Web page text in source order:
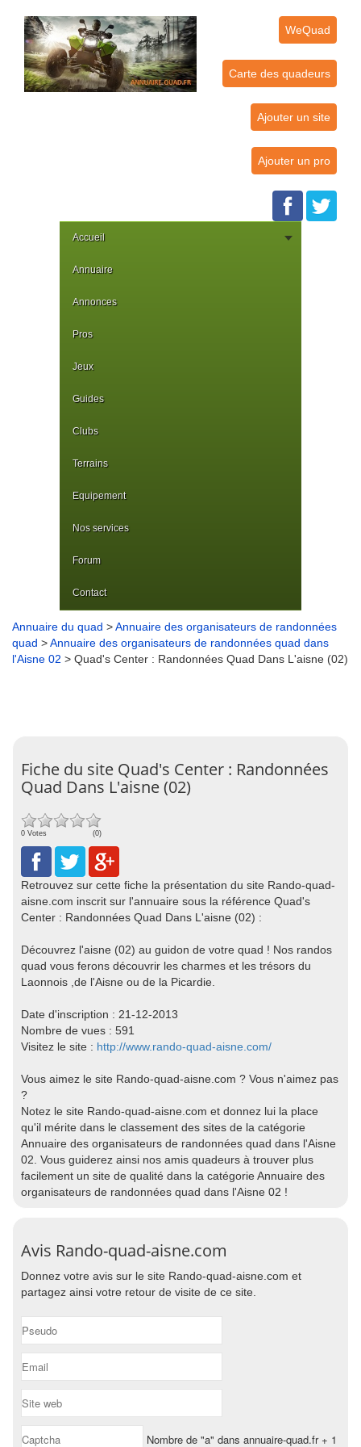
WeQuad
Carte des quadeurs
Ajouter un site
Ajouter un pro
Accueil
Annuaire
Annonces
Pros
Jeux
Guides
Clubs
Terrains
Equipement
Nos services
Forum
Contact
Annuaire du quad >Annuaire des organisateurs de randonnées
quad >Annuaire des organisateurs de randonnées quad dans
l'Aisne 02 > Quad's Center : Randonnées Quad Dans L'aisne (02)
Fiche du site Quad's Center : Randonnées
Quad Dans L'aisne (02)
0 Votes (0)
Retrouvez sur cette fiche la présentation du site Rando-quad-
aisne.com inscrit sur l'annuaire sous la référence Quad's
Center : Randonnées Quad Dans L'aisne (02) :
Découvrez l'aisne (02) au guidon de votre quad ! Nos randos
quad vous ferons découvrir les charmes et les trésors du
Laonnois ,de l'Aisne ou de la Picardie.
Date d'inscription : 21-12-2013
Nombre de vues : 591
Visitez le site : http://www.rando-quad-aisne.com/
Vous aimez le site Rando-quad-aisne.com ? Vous n'aimez pas
?
Notez le site Rando-quad-aisne.com et donnez lui la place
qu'il mérite dans le classement des sites de la catégorie
Annuaire des organisateurs de randonnées quad dans l'Aisne
02. Vous guiderez ainsi nos amis quadeurs à trouver plus
facilement un site de qualité dans la catégorie Annuaire des
organisateurs de randonnées quad dans l'Aisne 02 !
Avis Rando-quad-aisne.com
Donnez votre avis sur le site Rando-quad-aisne.com et
partagez ainsi votre retour de visite de ce site.
Nombre de "a" dans annuaire-quad.fr + 1